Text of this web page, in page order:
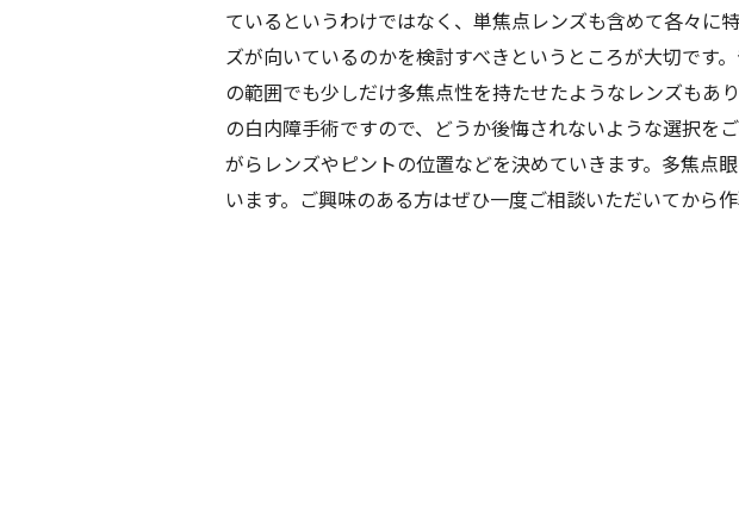
ているというわけではなく、単焦点レンズも含めて各々に
ズが向いているのかを検討すべきというところが大切です
の範囲でも少しだけ多焦点性を持たせたようなレンズもあ
の白内障手術ですので、どうか後悔されないような選択を
がらレンズやピントの位置などを決めていきます。多焦点
います。ご興味のある方はぜひ一度ご相談いただいてから作